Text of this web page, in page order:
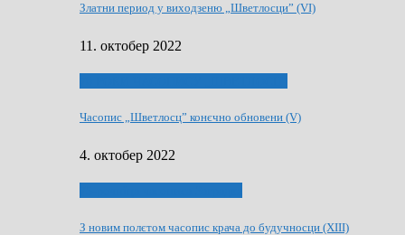
Златни период у виходзеню „Шветлосци” (VI)
11. октобер 2022
Часопис „Шветлосц” конєчно обновени (V)
4. октобер 2022
З новим полєтом часопис крача до будучносци (XIII)